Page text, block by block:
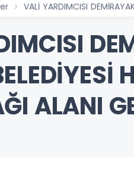
VALİ YARDIMCISI
ALANI